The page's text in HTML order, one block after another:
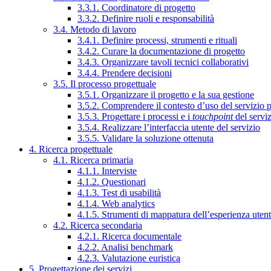
3.3.1. Coordinatore di progetto
3.3.2. Definire ruoli e responsabilità
3.4. Metodo di lavoro
3.4.1. Definire processi, strumenti e rituali
3.4.2. Curare la documentazione di progetto
3.4.3. Organizzare tavoli tecnici collaborativi
3.4.4. Prendere decisioni
3.5. Il processo progettuale
3.5.1. Organizzare il progetto e la sua gestione
3.5.2. Comprendere il contesto d’uso del servizio
3.5.3. Progettare i processi e i touchpointdel
3.5.4. Realizzare l’interfaccia utente del servizio
3.5.5. Validare la soluzione ottenuta
4. Ricerca progettuale
4.1. Ricerca primaria
4.1.1. Interviste
4.1.2. Questionari
4.1.3. Test di usabilità
4.1.4. Web analytics
4.1.5. Strumenti di mappatura dell’esperienza
4.2. Ricerca secondaria
4.2.1. Ricerca documentale
4.2.2. Analisi benchmark
4.2.3. Valutazione euristica
5. Progettazione dei servizi